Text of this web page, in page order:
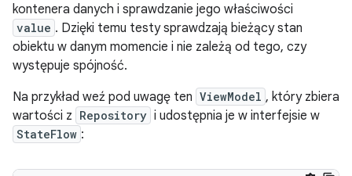
kontenera danych i sprawdzanie jego właściwości
value . Dzięki temu testy sprawdzają bieżący stan
obiektu w danym momencie i nie zależą od tego, czy
występuje spójność.
Na przykład weź pod uwagę ten ViewModel , który zbiera
wartości z Repository i udostępnia je w interfejsie w
StateFlow :